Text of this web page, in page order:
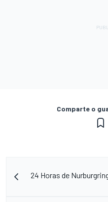
Comparte o
24 Horas de